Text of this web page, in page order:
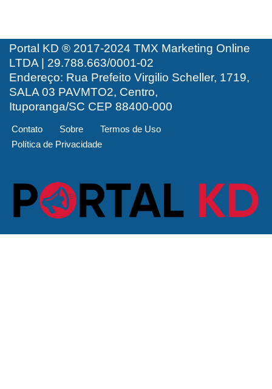
Portal KD ® 2017-2024 TMX Marketing Online
LTDA | 29.788.663/0001-02
Endereço: Rua Prefeito Virgilio Scheller, 1719,
SALA 03 PAVMTO2, Centro,
Ituporanga/SC CEP 88400-000
Contato Sobre
Termos de Uso
Política de Privacidade